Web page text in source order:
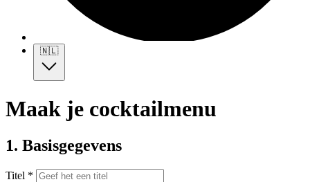
🇳🇱
Maak je cocktailmenu
1. Basisgegevens
Titel *